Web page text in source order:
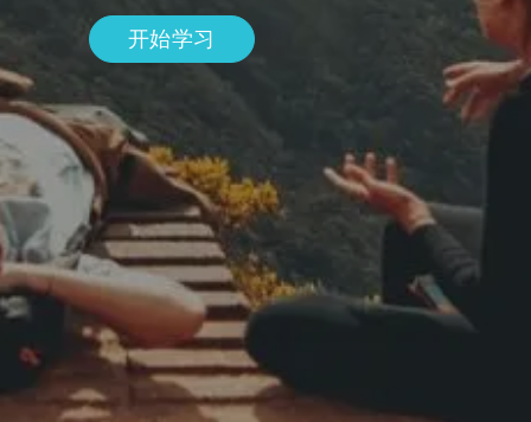
开始学习